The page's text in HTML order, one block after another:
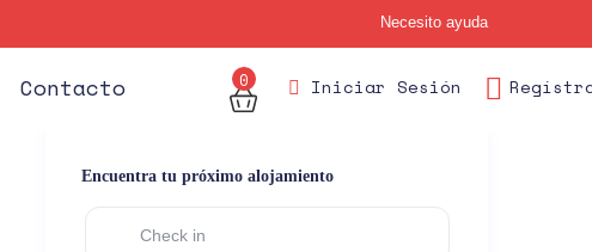
Necesito ayuda
0 Iniciar Sesión
Contacto
Huéspedes
Encuentra tu próximo alojamiento